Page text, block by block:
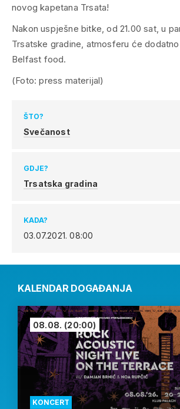
novog kapetana Trsata!
Nakon uspješne bitke, od 21.00 sat, u
Trsatske gradine, atmosferu će
Belfast food.
(Foto: press materijal)
ŠTO?
Svečanost
GDJE?
Trsatska gradina
KADA?
03.07.2021.08:00
KALENDAR DOGAĐANJA
KONCERT
08.08. (20:00)